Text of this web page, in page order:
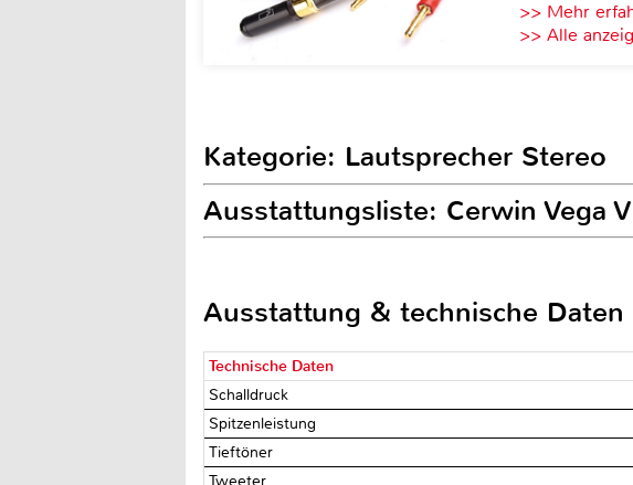
>> Mehr
>> Alle
Kategorie: Lautsprecher Stereo
Ausstattungsliste: Cerwin Vega
Ausstattung & technische Daten
Technische Daten
Schalldruck
Spitzenleistung
Tieftöner
Tweeter